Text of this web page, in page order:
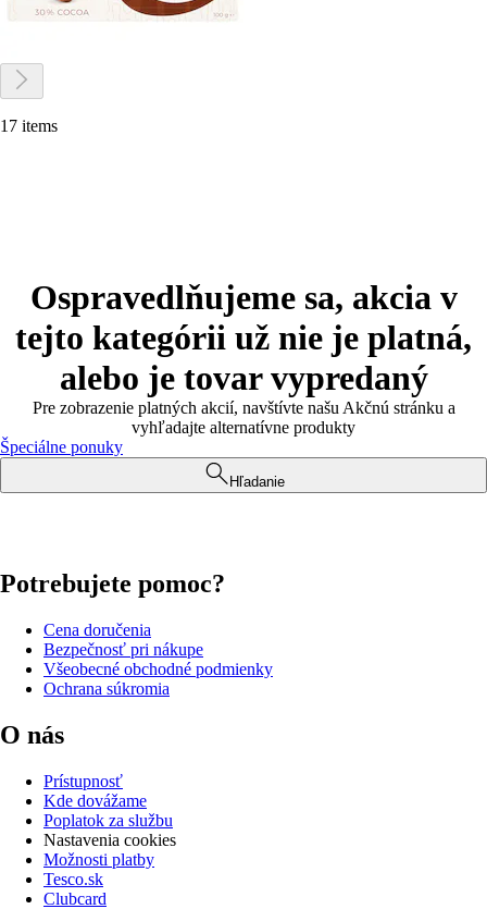
17 items
Ospravedlňujeme sa, akcia v
tejto kategórii už nie je platná,
alebo je tovar vypredaný
Pre zobrazenie platných akcií, navštívte našu Akčnú stránku a
vyhľadajte alternatívne produkty
Špeciálne ponuky
Hľadanie
Potrebujete pomoc?
Cena doručenia
Bezpečnosť pri nákupe
Všeobecné obchodné podmienky
Ochrana súkromia
O nás
Prístupnosť
Kde dovážame
Poplatok za službu
Nastavenia cookies
Možnosti platby
Tesco.sk
Clubcard